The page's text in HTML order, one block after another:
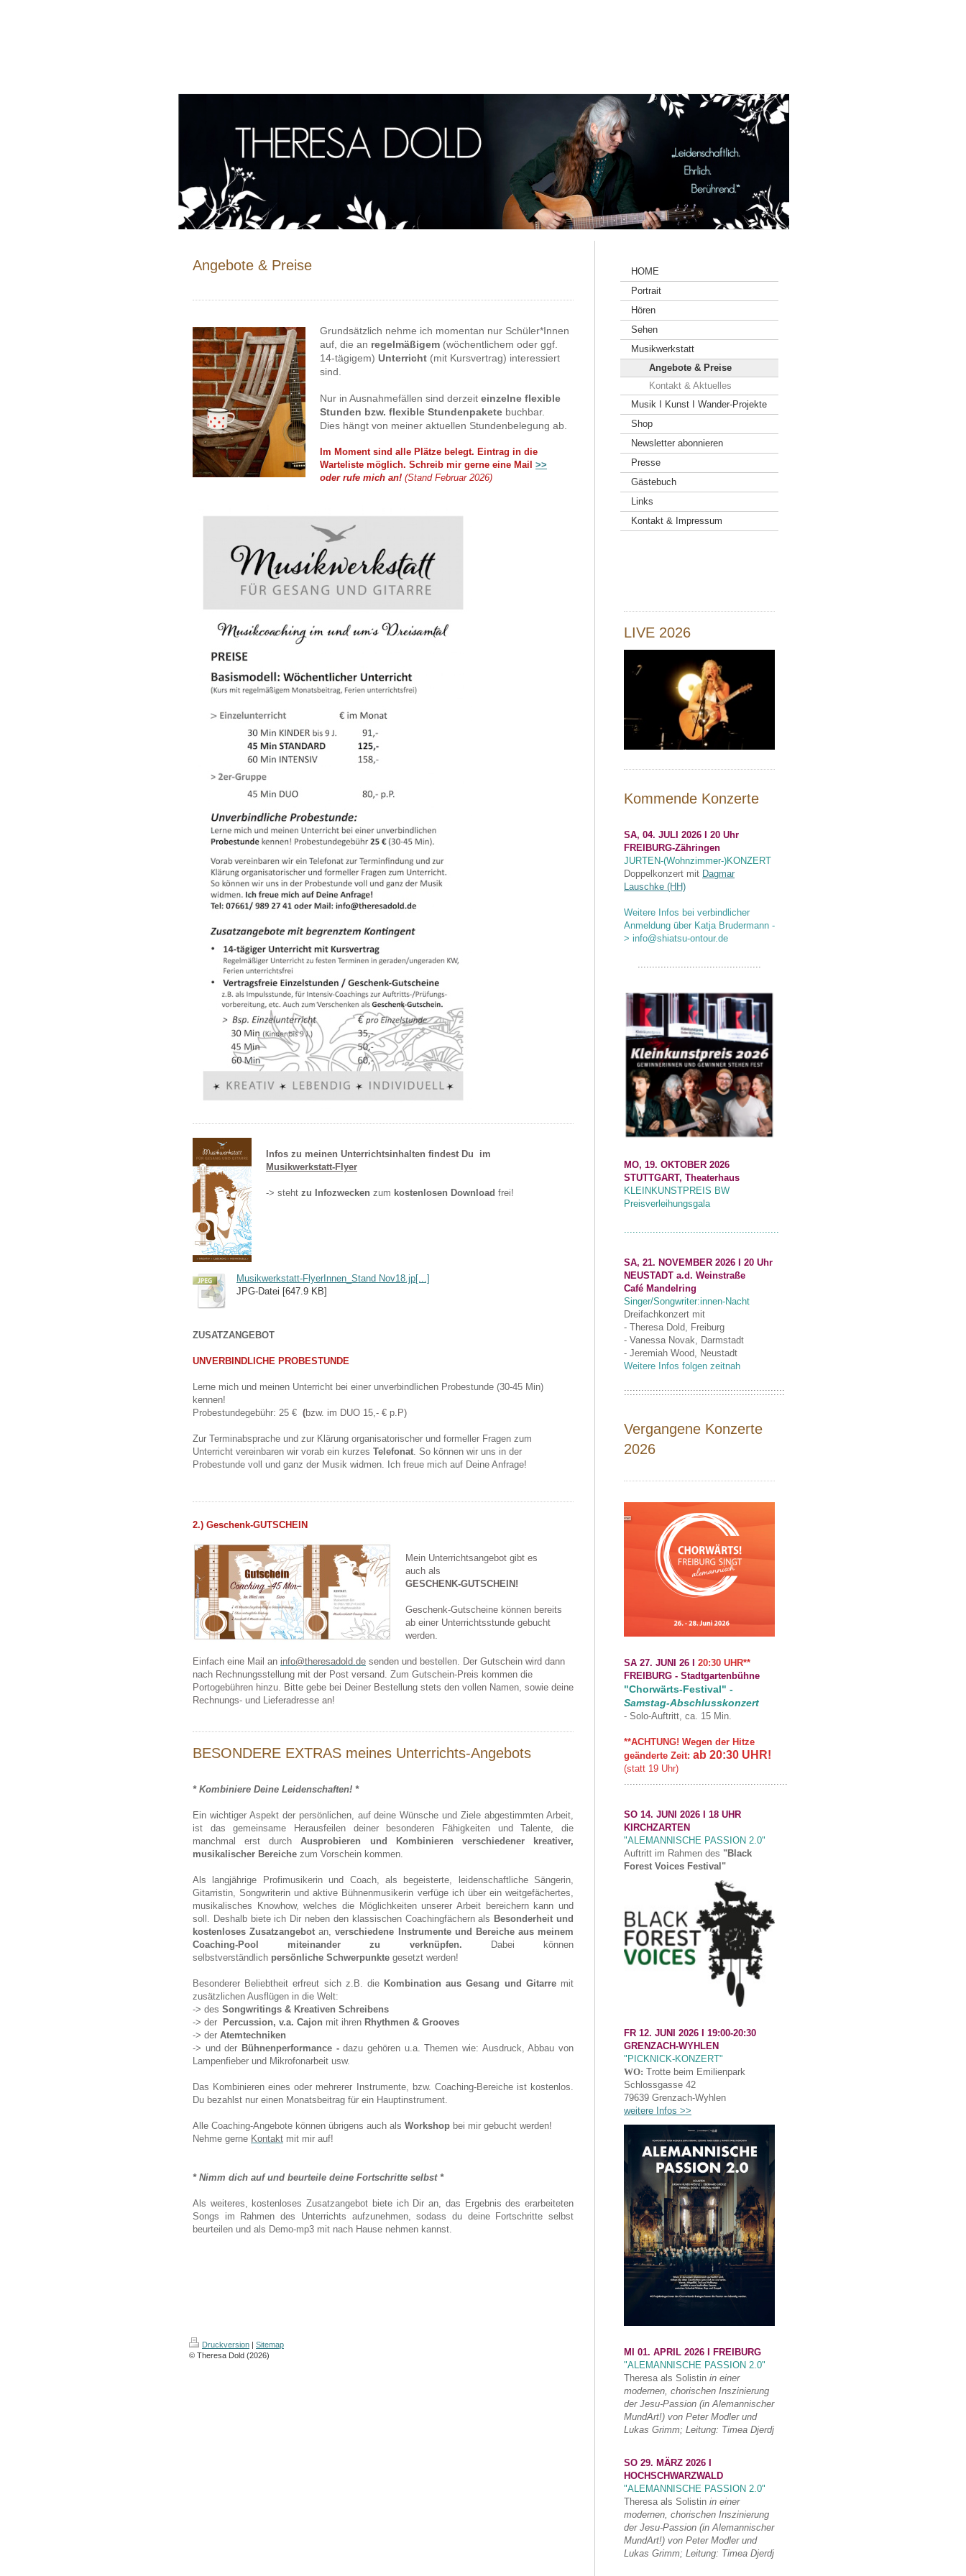
Angebote & Preise
Grundsätzlich nehme ich momentan nur Schüler*Innen
auf, die an regelmäßigem (wöchentlichem oder ggf.
14-tägigem) Unterricht (mit Kursvertrag) interessiert
sind.
Nur in Ausnahmefällen sind derzeit einzelne flexible
Stunden bzw. flexible Stundenpakete buchbar.
Dies hängt von meiner aktuellen Stundenbelegung ab.
Im Moment sind alle Plätze belegt. Eintrag in die
Warteliste möglich. Schreib mir gerne eine Mail >>
oder rufe mich an! (Stand Februar 2026)
Infos zu meinen Unterrichtsinhalten findest Du im
Musikwerkstatt-Flyer
-> steht zu Infozwecken zum kostenlosen Download frei!
Musikwerkstatt-FlyerInnen_Stand Nov18.jp[...]
JPG-Datei [647.9 KB]
ZUSATZANGEBOT
UNVERBINDLICHE PROBESTUNDE
Lerne mich und meinen Unterricht bei einer unverbindlichen Probestunde (30-45 Min)
kennen!
Probestundegebühr: 25 € (bzw. im DUO 15,- € p.P)
Zur Terminabsprache und zur Klärung organisatorischer und formeller Fragen zum
Unterricht vereinbaren wir vorab ein kurzes Telefonat. So können wir uns in der
Probestunde voll und ganz der Musik widmen. Ich freue mich auf Deine Anfrage!
2.) Geschenk-GUTSCHEIN
Mein Unterrichtsangebot gibt es
auch als
GESCHENK-GUTSCHEIN!
Geschenk-Gutscheine können bereits
ab einer Unterrichtsstunde gebucht
werden.
Einfach eine Mail an info@theresadold.de senden und bestellen. Der Gutschein wird dann
nach Rechnungsstellung mit der Post versand. Zum Gutschein-Preis kommen die
Portogebühren hinzu. Bitte gebe bei Deiner Bestellung stets den vollen Namen, sowie deine
Rechnungs- und Lieferadresse an!
BESONDERE EXTRAS meines Unterrichts-Angebots
* Kombiniere Deine Leidenschaften! *
Ein wichtiger Aspekt der persönlichen, auf deine Wünsche und Ziele abgestimmten Arbeit,
ist das gemeinsame Herausfeilen deiner besonderen Fähigkeiten und Talente, die
manchmal erst durchAusprobieren und Kombinieren verschiedener kreativer,
musikalischer Bereiche zum Vorschein kommen.
Als langjährige Profimusikerin und Coach, als begeisterte, leidenschaftliche Sängerin,
Gitarristin, Songwriterin und aktive Bühnenmusikerin verfüge ich über ein weitgefächertes,
musikalisches Knowhow, welches die Möglichkeiten unserer Arbeit bereichern kann und
soll. Deshalb biete ich Dir neben den klassischen Coachingfächern als Besonderheit und
kostenloses Zusatzangebot an,verschiedene Instrumente und Bereiche aus meinem
Coaching-Pool miteinander zu verknüpfen.
Dabei können
selbstverständlich persönliche Schwerpunkte gesetzt werden!
Besonderer Beliebtheit erfreut sich z.B. die Kombination aus Gesang und Gitarre mit
zusätzlichen Ausflügen in die Welt:
-> des Songwritings & Kreativen Schreibens
-> der
Percussion, v.a. Cajon mit ihren Rhythmen & Grooves
-> der Atemtechniken
-> und der Bühnenperformance -dazu gehören u.a. Themen wie: Ausdruck, Abbau von
Lampenfieber und Mikrofonarbeit usw.
Das Kombinieren eines oder mehrerer Instrumente, bzw. Coaching-Bereiche ist kostenlos.
Du bezahlst nur einen Monatsbeitrag für ein Hauptinstrument.
Alle Coaching-Angebote können übrigens auch als Workshop bei mir gebucht werden!
Nehme gerne Kontakt mit mir auf!
* Nimm dich auf und beurteile deine Fortschritte selbst *
Als weiteres, kostenloses Zusatzangebot biete ich Dir an, das Ergebnis des erarbeiteten
Songs im Rahmen des Unterrichts aufzunehmen, sodass du deine Fortschritte selbst
beurteilen und als Demo-mp3 mit nach Hause nehmen kannst.
Druckversion | Sitemap
© Theresa Dold (2026)
HOME
Portrait
Hören
Sehen
Musikwerkstatt
Angebote & Preise
Kontakt & Aktuelles
Musik I Kunst I Wander-Projekte
Shop
Newsletter abonnieren
Presse
Gästebuch
Links
Kontakt & Impressum
LIVE 2026
Kommende Konzerte
SA, 04. JULI 2026 I 20 Uhr
FREIBURG-Zähringen
JURTEN-(Wohnzimmer-)KONZERT
Doppelkonzert mit Dagmar
Lauschke (HH)
Weitere Infos bei verbindlicher
Anmeldung über Katja Brudermann -
> info@shiatsu-ontour.de
...........................................
MO, 19. OKTOBER 2026
STUTTGART, Theaterhaus
KLEINKUNSTPREIS BW
Preisverleihungsgala
......................................................
SA, 21. NOVEMBER 2026 I 20 Uhr
NEUSTADT a.d. Weinstraße
Café Mandelring
Singer/Songwriter:innen-Nacht
Dreifachkonzert mit
- Theresa Dold, Freiburg
- Vanessa Novak, Darmstadt
- Jeremiah Wood, Neustadt
Weitere Infos folgen zeitnah
::::::::::::::::::::::::::::::::::::::::::::::::::::::::
Vergangene Konzerte
2026
SA 27. JUNI 26 I
20:30 UHR**
FREIBURG - Stadtgartenbühne
"Chorwärts-Festival" -
Samstag-Abschlusskonzert
- Solo-Auftritt, ca. 15 Min.
**ACHTUNG! Wegen der Hitze
geänderte Zeit: ab 20:30 UHR!
(statt 19 Uhr)
.........................................................
SO 14. JUNI 2026 I 18 UHR
KIRCHZARTEN
"ALEMANNISCHE PASSION 2.0"
Auftritt im Rahmen des "Black
Forest Voices Festival"
FR 12. JUNI 2026 I
19:00-20:30
GRENZACH-WYHLEN
"PICKNICK-KONZERT"
WO: Trotte beim Emilienpark
Schlossgasse 42
79639 Grenzach-Wyhlen
weitere Infos >>
MI 01. APRIL 2026 I FREIBURG
"ALEMANNISCHE PASSION 2.0"
Theresa als Solistin in einer
modernen, chorischen Inszinierung
der Jesu-Passion (in Alemannischer
MundArt!) von Peter Modler und
Lukas Grimm; Leitung: Timea Djerdj
SO 29. MÄRZ 2026 I
HOCHSCHWARZWALD
"ALEMANNISCHE PASSION 2.0"
Theresa als Solistin in einer
modernen, chorischen Inszinierung
der Jesu-Passion (in Alemannischer
MundArt!) von Peter Modler und
Lukas Grimm; Leitung: Timea Djerdj